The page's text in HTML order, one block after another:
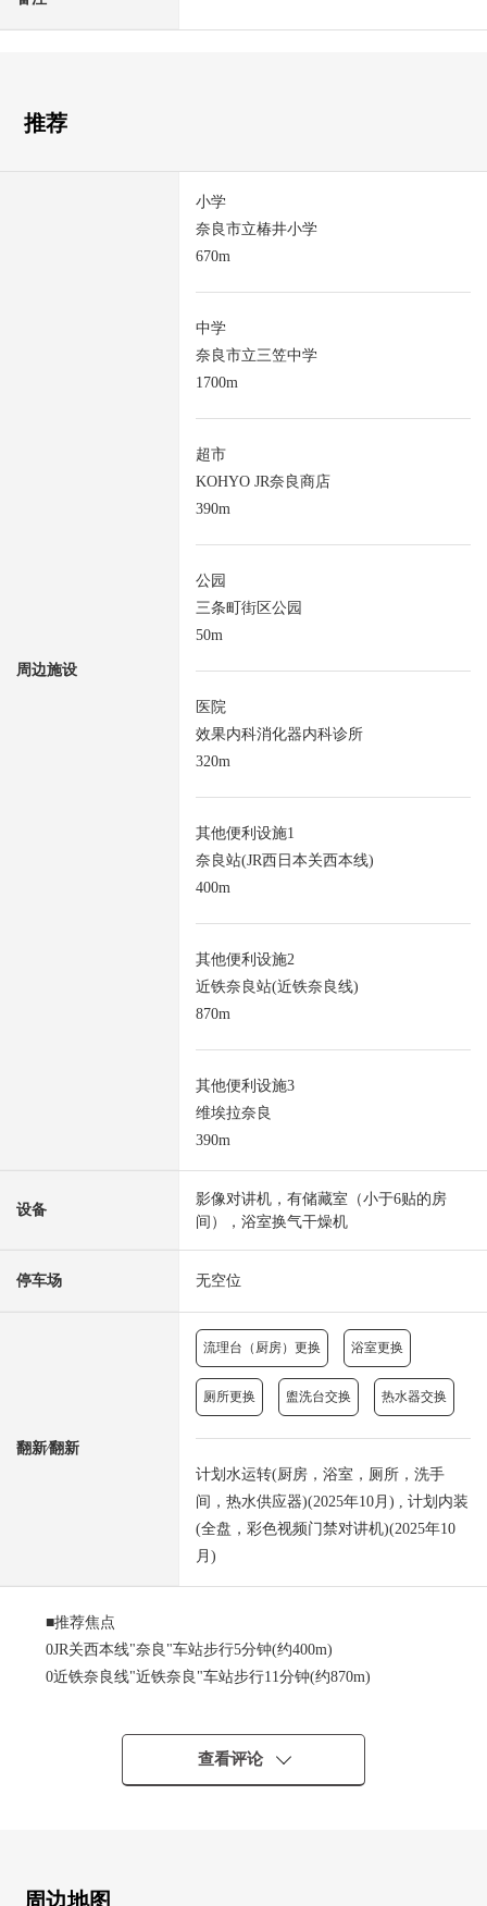
推荐
周边施设
小学
奈良市立椿井小学
670m
中学
奈良市立三笠中学
1700m
超市
KOHYO JR奈良商店
390m
公园
三条町街区公园
50m
医院
效果内科消化器内科诊所
320m
其他便利设施1
奈良站(JR西日本关西本线)
400m
其他便利设施2
近铁奈良站(近铁奈良线)
870m
其他便利设施3
维埃拉奈良
390m
设备
影像对讲机，有储藏室（小于6贴的房
间），浴室换气干燥机
停车场 无空位
翻新⁄翻新
流理台（厨房）更换 浴室更换
厕所更换 盥洗台交换 热水器交换
计划水运转(厨房，浴室，厕所，洗手
间，热水供应器)(2025年10月) , 计划内装
(全盘，彩色视频门禁对讲机)(2025年10
月)
■推荐焦点
0JR关西本线"奈良"车站步行5分钟(约400m)
0近铁奈良线"近铁奈良"车站步行11分钟(约870m)
0阳台面积6.38平米(约1.92坪)
0有舒适的约20.5张塌塌米LDK
・Cross张替(墙，天花板)
查看评论
周边地图